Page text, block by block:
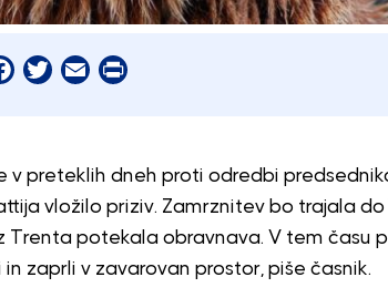
Facebook
Twitter
EmailPrint
v preteklih dneh proti odredbi
vložilo priziv. Zamrznitev bo trajala do
Trenta potekala obravnava. V tem času
zaprli v zavarovan prostor, piše časnik.